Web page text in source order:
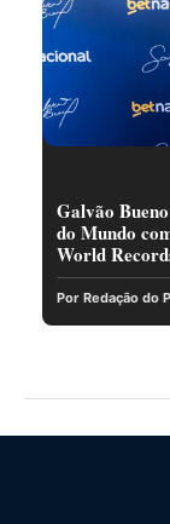
Galvão
do Mundo
World
Por Redação do